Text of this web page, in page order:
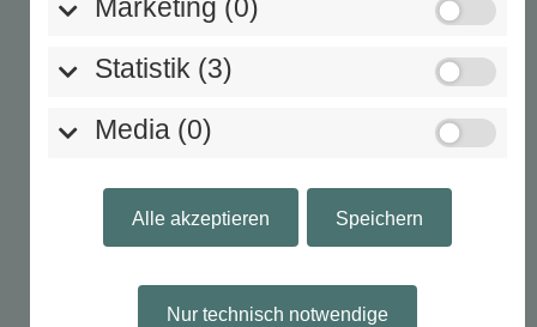
Marketing (0)
Statistik (3)
Media (0)
Alle akzeptieren Speichern
Nur technisch notwendige
Winterapfel – Milcheis
inkl. MwSt.